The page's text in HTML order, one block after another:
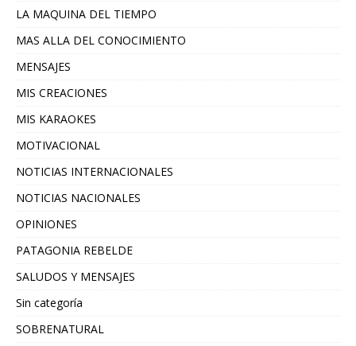
LA MAQUINA DEL TIEMPO
MAS ALLA DEL CONOCIMIENTO
MENSAJES
MIS CREACIONES
MIS KARAOKES
MOTIVACIONAL
NOTICIAS INTERNACIONALES
NOTICIAS NACIONALES
OPINIONES
PATAGONIA REBELDE
SALUDOS Y MENSAJES
Sin categoría
SOBRENATURAL